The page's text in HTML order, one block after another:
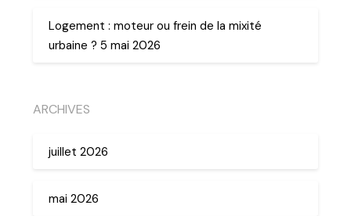
Logement : moteur ou frein de la mixité
urbaine ? 5 mai 2026
ARCHIVES
juillet 2026
mai 2026